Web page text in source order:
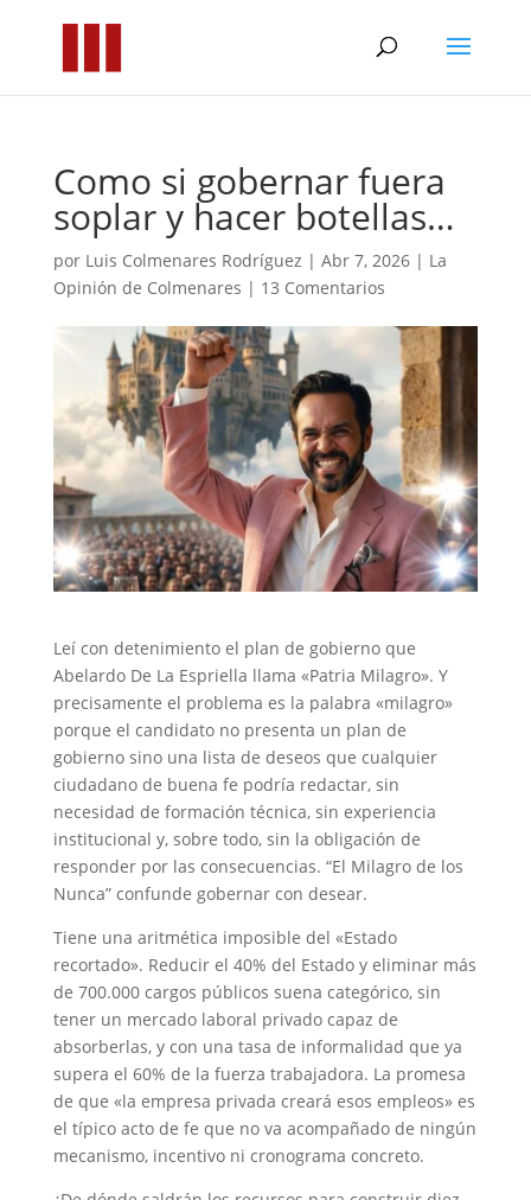
Como si gobernar fuera
soplar y hacer botellas…
por Luis Colmenares Rodríguez | Abr 7, 2026| La
Opinión de Colmenares | 13 Comentarios
Leí con detenimiento el plan de gobierno que
Abelardo De La Espriella llama «Patria Milagro». Y
precisamente el problema es la palabra «milagro»
porque el candidato no presenta un plan de
gobierno sino una lista de deseos que cualquier
ciudadano de buena fe podría redactar, sin
necesidad de formación técnica, sin experiencia
institucional y, sobre todo, sin la obligación de
responder por las consecuencias. “El Milagro de los
Nunca” confunde gobernar con desear.
Tiene una aritmética imposible del «Estado
recortado». Reducir el 40% del Estado y eliminar más
de 700.000 cargos públicos suena categórico, sin
tener un mercado laboral privado capaz de
absorberlas, y con una tasa de informalidad que ya
supera el 60% de la fuerza trabajadora. La promesa
de que «la empresa privada creará esos empleos» es
el típico acto de fe que no va acompañado de ningún
mecanismo, incentivo ni cronograma concreto.